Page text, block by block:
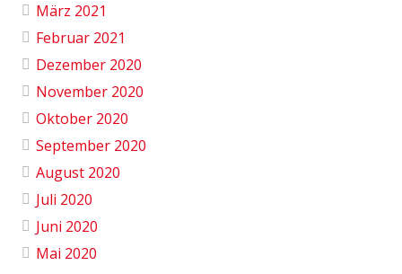
März 2021
Februar 2021
Dezember 2020
November 2020
Oktober 2020
September 2020
August 2020
Juli 2020
Juni 2020
Mai 2020